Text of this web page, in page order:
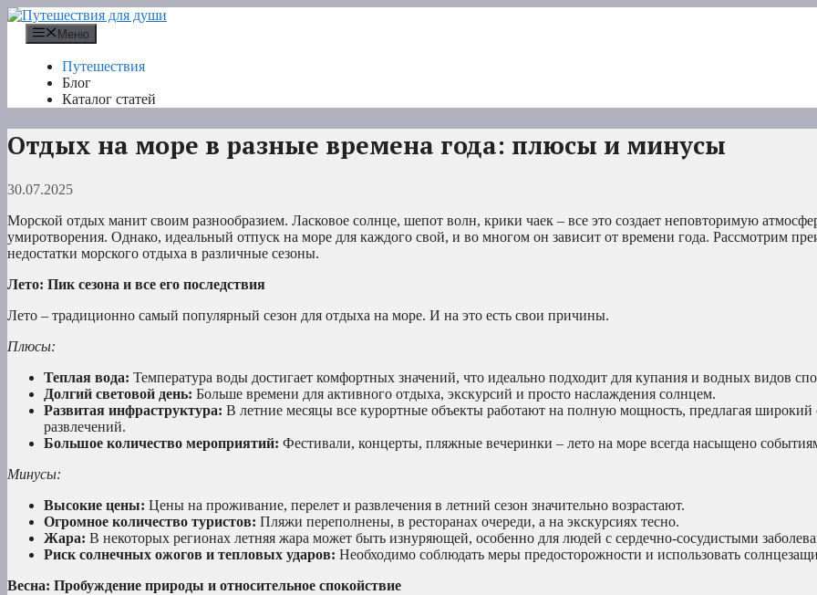
Перейти
содержимому
Меню
Путешествия
Блог
Каталог статей
Отдых на море в разные времена года: плюсы и минусы
30.07.2025
Морской отдых манит своим разнообразием. Ласковое солнце, шепот волн, крики чаек – все это создает неповторимую
умиротворения. Однако, идеальный отпуск на море для каждого свой, и во многом он зависит от времени года. Рассмотрим
недостатки морского отдыха в различные сезоны.
Лето: Пик сезона и все его последствия
Лето – традиционно самый популярный сезон для отдыха на море. И на это есть свои причины.
Плюсы:
Теплая вода: Температура воды достигает комфортных значений, что идеально подходит для купания и водных видов
Долгий световой день: Больше времени для активного отдыха, экскурсий и просто наслаждения солнцем.
Развитая инфраструктура: В летние месяцы все курортные объекты работают на полную мощность, предлагая широкий
развлечений.
Большое количество мероприятий: Фестивали, концерты, пляжные вечеринки – лето на море всегда насыщено
Минусы:
Высокие цены: Цены на проживание, перелет и развлечения в летний сезон значительно возрастают.
Огромное количество туристов: Пляжи переполнены, в ресторанах очереди, а на экскурсиях тесно.
Жара: В некоторых регионах летняя жара может быть изнуряющей, особенно для людей с сердечно-сосудистыми
Риск солнечных ожогов и тепловых ударов: Необходимо соблюдать меры предосторожности и использовать
Весна: Пробуждение природы и относительное спокойствие